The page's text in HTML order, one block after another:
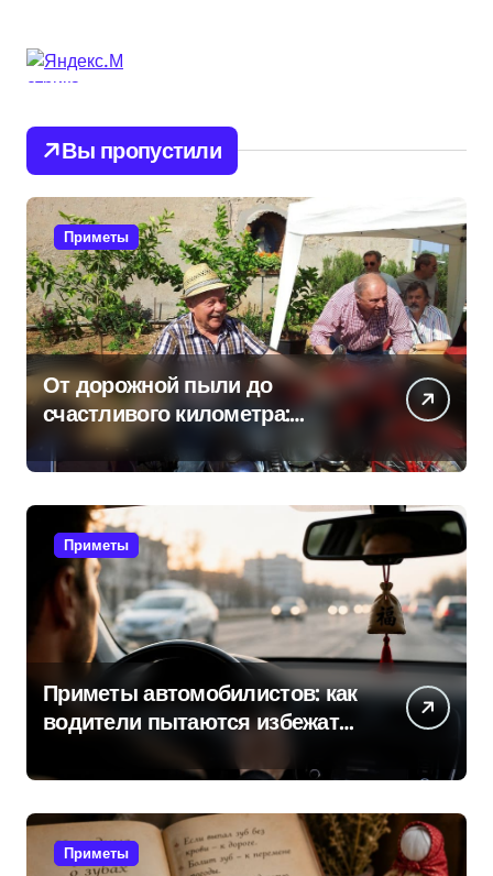
Вы пропустили
Приметы
От дорожной пыли до
счастливого километра:
самые распространенные
приметы мотоциклистов
Приметы
Приметы автомобилистов: как
водители пытаются избежать
дороге
Приметы